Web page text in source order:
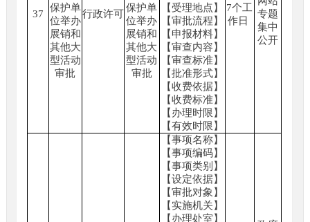
37
保护单
位举办
展销和
其他大
型活动
审批
行政许可
保护单
位举办
展销和
其他大
型活动
审批
【受理地点】
【审批流程】
【申报材料】
【审查内容】
【审查标准】
【批准形式】
【收费依据】
【收费标准】
【办理时限】
【有效时限】
7个工
作日
专题
集中
公开
【事项名称】
【事项编码】
【事项类别】
【设定依据】
【审批对象】
【实施机关】
【办理处室】